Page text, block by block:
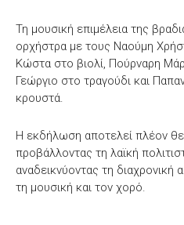
Τη μουσική επιμέλεια της
ορχήστρα με τους Ναούμη
Κώστα στο βιολί, Πούρναρη
Γεώργιο στο τραγούδι και
κρουστά.
Η εκδήλωση αποτελεί πλέον
προβάλλοντας τη λαϊκή
αναδεικνύοντας τη
τη μουσική και τον χορό.